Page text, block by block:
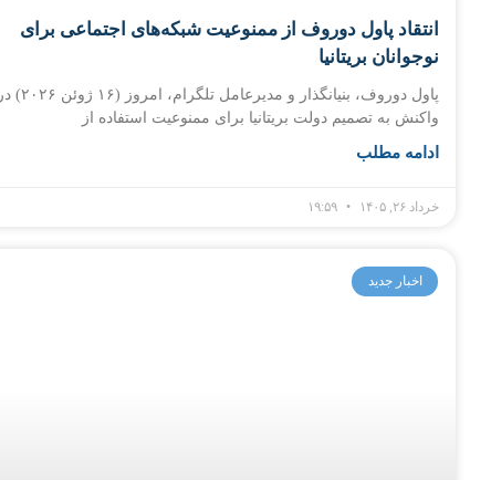
انتقاد پاول دوروف از ممنوعیت شبکه‌های اجتماعی برای
نوجوانان بریتانیا
پاول دوروف، بنیانگذار و مدیرعامل تلگرام، امروز (۱۶ ژوئن ۲۰۲۶) در
واکنش به تصمیم دولت بریتانیا برای ممنوعیت استفاده از
ادامه مطلب
خرداد ۲۶, ۱۴۰۵
اخبار جدید